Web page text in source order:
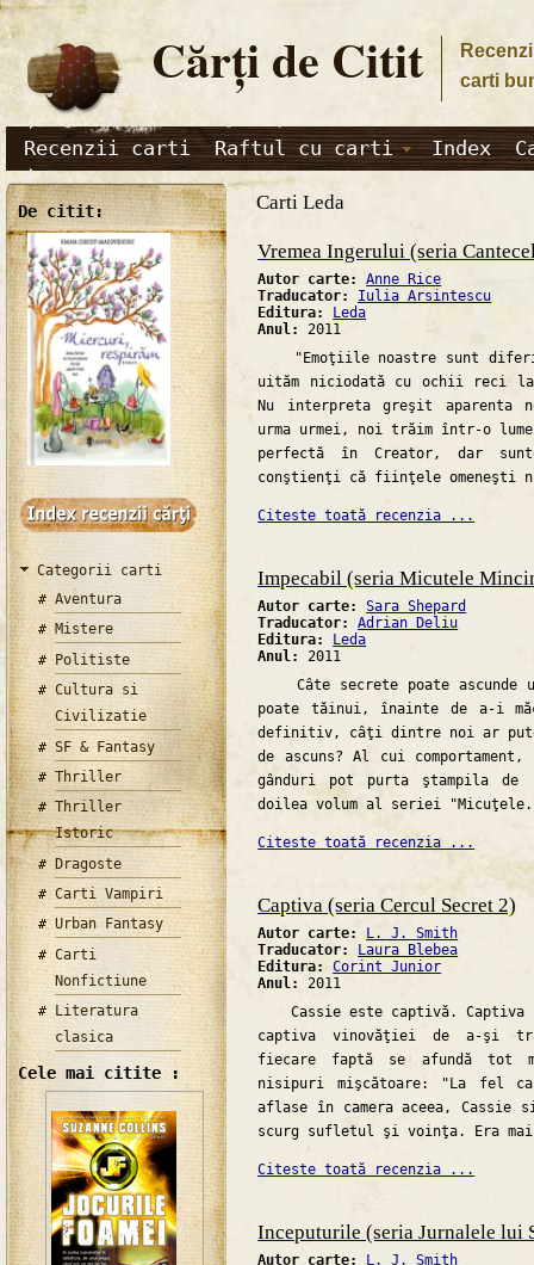
Cărţi de Citit
carti
Recenzii carti Raftul cu carti Index
De citit:
Categorii carti
Aventura
Mistere
Politiste
Cultura si
Civilizatie
SF & Fantasy
Thriller
Thriller
Istoric
Dragoste
Carti Vampiri
Urban Fantasy
Carti
Nonfictiune
Literatura
clasica
Cele mai citite :
Carti Leda
Vremea Ingerului (seria
Autor carte:Anne Rice
Traducator: Iulia Arsintescu
Editura:
Leda
Anul:2011
"Emoţiile noastre sunt
uităm niciodată cu ochii reci
Nu interpreta greşit aparenta
urma urmei, noi trăim într-o lume
perfectă în Creator, dar
conştienţi că fiinţele omeneşti
Citeste toată recenzia ...
Impecabil (seria Micutele
Autor carte:Sara Shepard
Traducator:Adrian Deliu
Editura:
Leda
Anul:2011
Câte secrete poate ascunde
poate tăinui, înainte de a-i
definitiv, câţi dintre noi ar
de ascuns? Al cui
gânduri pot purta ştampila de
doilea volum al seriei
Citeste toată recenzia ...
Captiva (seria Cercul Secret 2)
Autor carte:
L. J. Smith
Traducator:
Laura Blebea
Editura:Corint Junior
Anul:2011
Cassie este captivă. Captiva
captiva vinovăţiei de a-şi
fiecare faptă se afundă tot
nisipuri mişcătoare: "La fel
aflase în camera aceea, Cassie
scurg sufletul şi voinţa. Era
Citeste toată recenzia ...
Inceputurile (seria Jurnalele lui
Autor carte:
L. J. Smith